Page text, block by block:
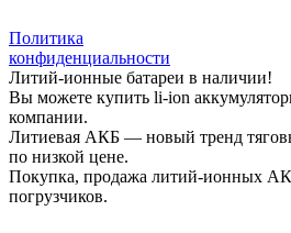
Политика
конфиденциальности
Литий-ионные батареи в наличии!
Вы можете купить li-ion
компании.
Литиевая АКБ — новый тренд
по низкой цене.
Покупка, продажа литий-ионных
погрузчиков.